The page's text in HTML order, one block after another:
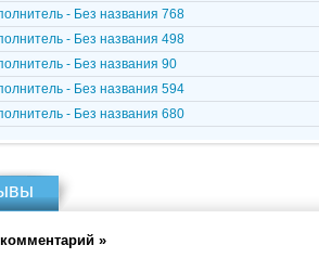
- Без названия 768
- Без названия 498
- Без названия 90
- Без названия 594
- Без названия 680
»